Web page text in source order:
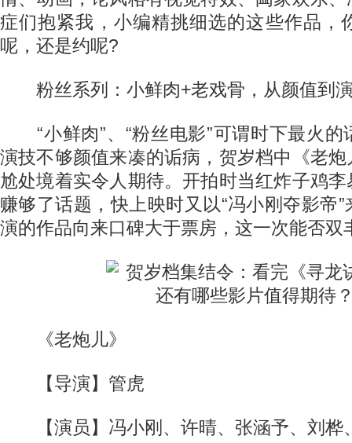
症们抱紧我，小编精挑细选的这些作品，
呢，还是约呢?
粉丝系列：小鲜肉+老戏骨，从颜值到
“小鲜肉”、“粉丝电影”可谓时下最火的
演技不够颜值来凑的诟病，贺岁档中《老
尬处境着实令人期待。开拍时当红炸子鸡
赚够了话题，快上映时又以“冯小刚夺影帝
演的作品向来口碑大于票房，这一次能否双
《老炮儿》
【导演】管虎
【演员】冯小刚、许晴、张涵予、刘桦